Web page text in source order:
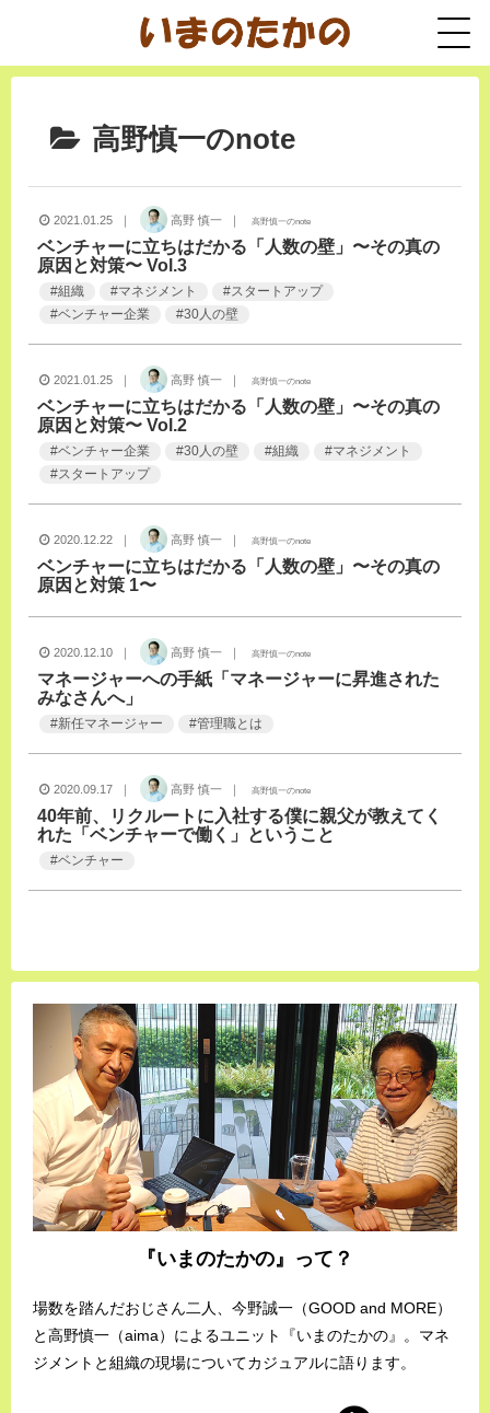
高野慎一のnote
2021.01.25 ｜ 高野 慎一 ｜ 高野慎一のnote
ベンチャーに立ちはだかる「人数の壁」〜その真の
原因と対策〜 Vol.3
#組織 #マネジメント #スタートアップ
#ベンチャー企業 #30人の壁
2021.01.25 ｜ 高野 慎一 ｜ 高野慎一のnote
ベンチャーに立ちはだかる「人数の壁」〜その真の
原因と対策〜 Vol.2
#ベンチャー企業 #30人の壁 #組織 #マネジメント
#スタートアップ
2020.12.22 ｜ 高野 慎一 ｜ 高野慎一のnote
ベンチャーに立ちはだかる「人数の壁」〜その真の
原因と対策 1〜
2020.12.10 ｜ 高野 慎一 ｜ 高野慎一のnote
マネージャーへの手紙「マネージャーに昇進された
みなさんへ」
#新任マネージャー #管理職とは
2020.09.17 ｜ 高野 慎一 ｜ 高野慎一のnote
40年前、リクルートに入社する僕に親父が教えてく
れた「ベンチャーで働く」ということ
#ベンチャー
『いまのたかの』って？
場数を踏んだおじさん二人、今野誠一（GOOD and MORE）
と高野慎一（aima）によるユニット『いまのたかの』。マネ
ジメントと組織の現場についてカジュアルに語ります。